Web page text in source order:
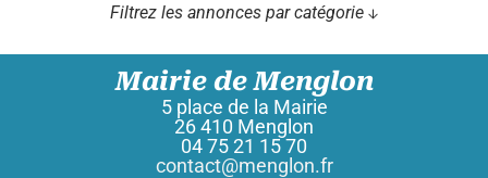
Filtrez les annonces par catégorie ↓
Mairie de Menglon
5 place de la Mairie
26 410 Menglon
04 75 21 15 70
contact@menglon.fr